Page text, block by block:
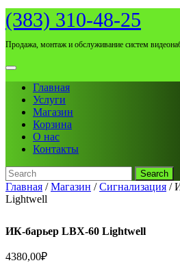
Skip
to
(383) 310-48-25
Продажа, монтаж и обслуживание систем
Open
MenuГлавная
Услуги
Магазин
Корзина
О нас
Контакты
Search
for:
Close
Menu
Главная /Магазин /Сигнализация /
Lightwell
ИК-барьер LBX-60 Lightwell
4380,00₽